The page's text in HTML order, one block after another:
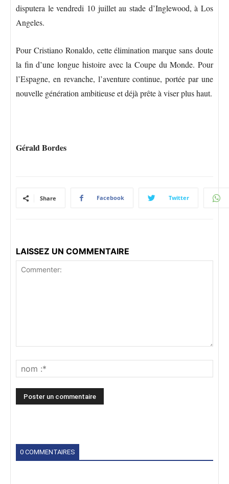
disputera le vendredi 10 juillet au stade d’Inglewood, à Los
Angeles.
Pour Cristiano Ronaldo, cette élimination marque sans doute
la fin d’une longue histoire avec la Coupe du Monde. Pour
l’Espagne, en revanche, l’aventure continue, portée par une
nouvelle génération ambitieuse et déjà prête à viser plus haut.
Gérald Bordes
Share Facebook Twitter
LAISSEZ UN COMMENTAIRE
0 COMMENTAIRES